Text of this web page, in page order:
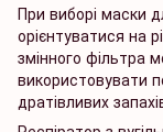
При виборі маски
орієнтуватися на
змінного фільтра
використовувати
дратівливих